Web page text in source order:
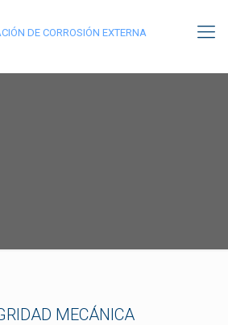
MECÁNICA